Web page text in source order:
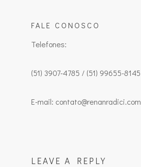
FALE CONOSCO
Telefones:
(51) 3907-4785 / (51) 99655-8145
E-mail: contato@renanradici.com
LEAVE A REPLY